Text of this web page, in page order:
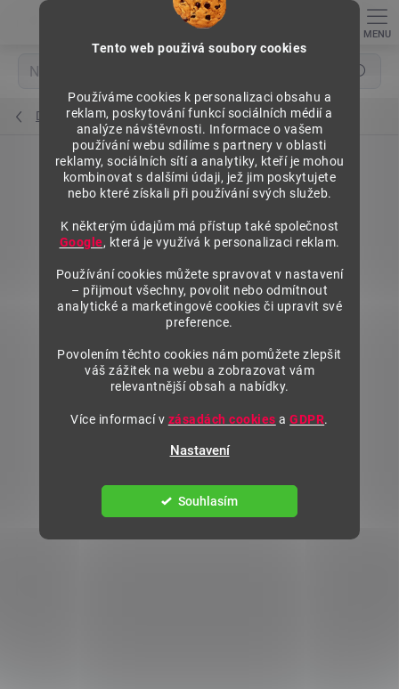
Tento web použivá soubory cookies
Používáme cookies k personalizaci obsahu a
reklam, poskytování funkcí sociálních médií a
analýze návštěvnosti. Informace o vašem
používání webu sdílíme s partnery v oblasti
reklamy, sociálních sítí a analytiky, kteří je mohou
kombinovat s dalšími údaji, jež jim poskytujete
nebo které získali při používání svých služeb.
K některým údajům má přístup také společnost
Google, která je využívá k personalizaci reklam.
Používání cookies můžete spravovat v nastavení
– přijmout všechny, povolit nebo odmítnout
analytické a marketingové cookies či upravit své
preference.
Povolením těchto cookies nám pomůžete zlepšit
váš zážitek na webu a zobrazovat vám
relevantnější obsah a nabídky.
Více informací v zásadách cookies aGDPR.
Nastavení
Souhlasím
Hledat
Držáky cenovek lichoběžníku